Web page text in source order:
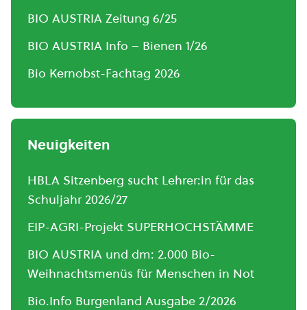
BIO AUSTRIA Zeitung 6/25
BIO AUSTRIA Info – Bienen 1/26
Bio Kernobst-Fachtag 2026
Neuigkeiten
HBLA Sitzenberg sucht Lehrer:in für das
Schuljahr 2026/27
EIP-AGRI-Projekt SUPERHOCHSTÄMME
BIO AUSTRIA und dm: 2.000 Bio-
Weihnachtsmenüs für Menschen in Not
Bio.Info Burgenland Ausgabe 2/2026